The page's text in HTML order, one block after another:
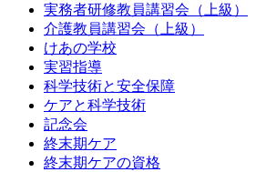
実務者研修教員講習会（上級）
介護教員講習会（上級）
けあの学校
実習指導
科学技術と安全保障
ケアと科学技術
記念会
終末期ケア
終末期ケアの資格